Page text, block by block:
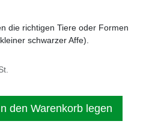
die richtigen Tiere oder Formen
schwarzer Affe).
den Warenkorb legen